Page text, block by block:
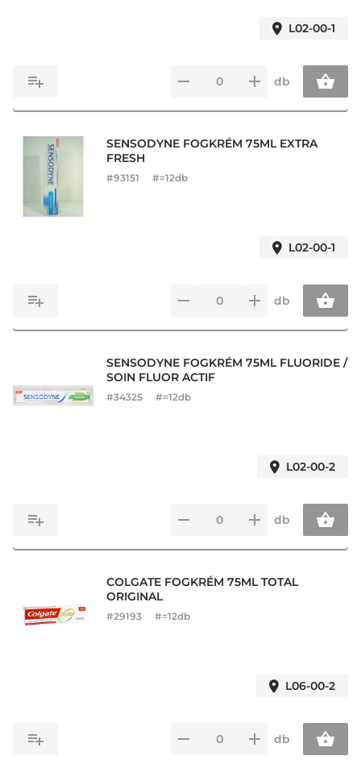
L02-00-1
db
SENSODYNE FOGKRÉM 75ML EXTRA
FRESH
#93151 #=12db
L02-00-1
db
SENSODYNE FOGKRÉM 75ML FLUORIDE /
SOIN FLUOR ACTIF
#34325 #=12db
L02-00-2
db
COLGATE FOGKRÉM 75ML TOTAL
ORIGINAL
#29193 #=12db
L06-00-2
db